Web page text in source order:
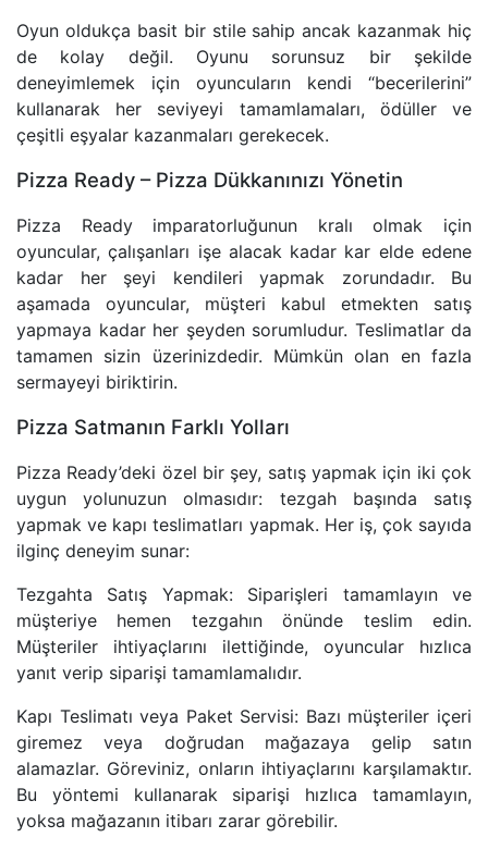
Oyun oldukça basit bir stile sahip ancak kazanmak hiç
de kolay değil. Oyunu sorunsuz bir şekilde
deneyimlemek için oyuncuların kendi “becerilerini”
kullanarak her seviyeyi tamamlamaları, ödüller ve
çeşitli eşyalar kazanmaları gerekecek.
Pizza Ready – Pizza Dükkanınızı Yönetin
Pizza Ready imparatorluğunun kralı olmak için
oyuncular, çalışanları işe alacak kadar kar elde edene
kadar her şeyi kendileri yapmak zorundadır. Bu
aşamada oyuncular, müşteri kabul etmekten satış
yapmaya kadar her şeyden sorumludur. Teslimatlar da
tamamen sizin üzerinizdedir. Mümkün olan en fazla
sermayeyi biriktirin.
Pizza Satmanın Farklı Yolları
Pizza Ready’deki özel bir şey, satış yapmak için iki çok
uygun yolunuzun olmasıdır: tezgah başında satış
yapmak ve kapı teslimatları yapmak. Her iş, çok sayıda
ilginç deneyim sunar:
Tezgahta Satış Yapmak: Siparişleri tamamlayın ve
müşteriye hemen tezgahın önünde teslim edin.
Müşteriler ihtiyaçlarını ilettiğinde, oyuncular hızlıca
yanıt verip siparişi tamamlamalıdır.
Kapı Teslimatı veya Paket Servisi: Bazı müşteriler içeri
giremez veya doğrudan mağazaya gelip satın
alamazlar. Göreviniz, onların ihtiyaçlarını karşılamaktır.
Bu yöntemi kullanarak siparişi hızlıca tamamlayın,
yoksa mağazanın itibarı zarar görebilir.